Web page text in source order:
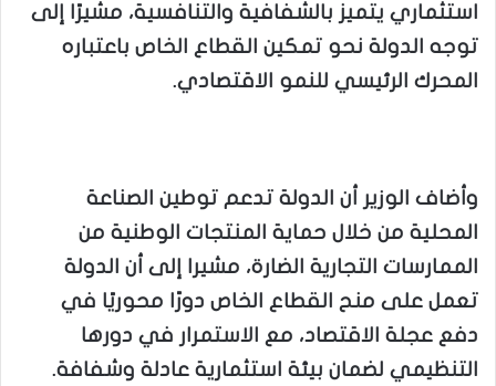
استثماري يتميز بالشفافية والتنافسية، مشيرًا إلى
توجه الدولة نحو تمكين القطاع الخاص باعتباره
المحرك الرئيسي للنمو الاقتصادي.
وأضاف الوزير أن الدولة تدعم توطين الصناعة
المحلية من خلال حماية المنتجات الوطنية من
الممارسات التجارية الضارة، مشيرا إلى أن الدولة
تعمل على منح القطاع الخاص دورًا محوريًا في
دفع عجلة الاقتصاد، مع الاستمرار في دورها
التنظيمي لضمان بيئة استثمارية عادلة وشفافة.